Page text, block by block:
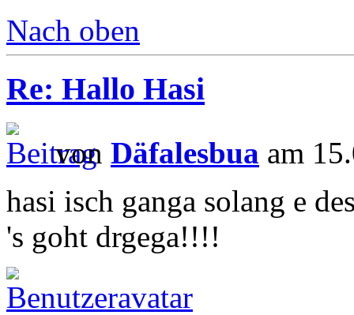
Nach oben
Re: Hallo Hasi
von Däfalesbua am
hasi isch ganga solang e
's goht drgega!!!!